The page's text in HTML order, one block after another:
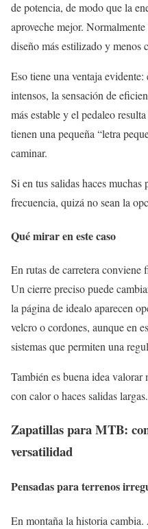
de potencia, de modo que la
aproveche mejor.
diseño más estilizado y menos
Eso tiene una ventaja
intensos, la sensación de
más estable y el pedaleo
tienen una pequeña “letra
caminar.
Si en tus salidas haces muchas
frecuencia, quizá no sean la
Qué mirar en este caso
En rutas de carretera conviene
Un cierre preciso puede
la página de idealo aparecen
velcro o cordones, aunque en
sistemas que permiten una
También es buena idea valorar
con calor o haces salidas largas.
Zapatillas para MTB:
versatilidad
Pensadas para terrenos
En montaña la historia